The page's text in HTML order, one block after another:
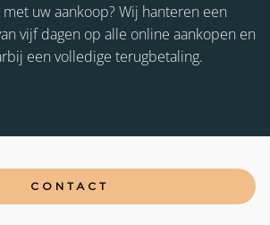
uw aankoop? Wij hanteren een
vijf dagen op alle online aankopen en
een volledige terugbetaling.
CONTACT